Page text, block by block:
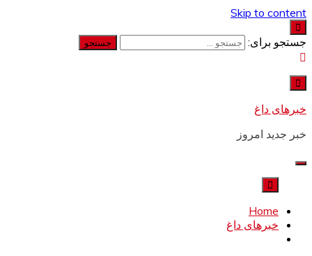
Skip to content
جستجو برای:
خبرهای داغ
خبر جدید امروز
Home
خبرهای داغ